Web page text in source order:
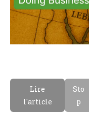
Lire
l'article
Sto
p